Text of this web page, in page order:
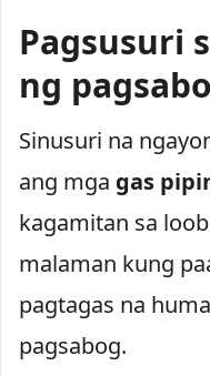
Pagsusuri
ng
Sinusuri na
ang mga gas
kagamitan sa
malaman kung
pagtagas na
pagsabog.